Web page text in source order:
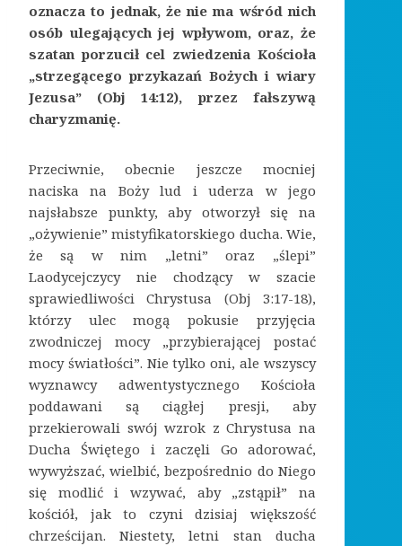
oznacza to jednak, że nie ma wśród nich
osób ulegających jej wpływom, oraz, że
szatan porzucił cel zwiedzenia Kościoła
„strzegącego przykazań Bożych i wiary
Jezusa” (Obj 14:12),
przez fałszywą
charyzmanię.
Przeciwnie, obecnie jeszcze mocniej
naciska na Boży lud i uderza w jego
najsłabsze punkty, aby otworzył się na
„ożywienie” mistyfikatorskiego ducha. Wie,
że są w nim „letni” oraz „ślepi”
Laodycejczycy nie chodzący w szacie
sprawiedliwości Chrystusa (Obj 3:17-18),
którzy ulec mogą pokusie przyjęcia
zwodniczej mocy „przybierającej postać
mocy światłości”. Nie tylko oni, ale wszyscy
wyznawcy adwentystycznego Kościoła
poddawani są ciągłej presji, aby
przekierowali swój wzrok z Chrystusa na
Ducha Świętego i zaczęli Go adorować,
wywyższać, wielbić, bezpośrednio do Niego
się modlić i wzywać, aby „zstąpił” na
kościół, jak to czyni dzisiaj większość
chrześcijan. Niestety, letni stan ducha